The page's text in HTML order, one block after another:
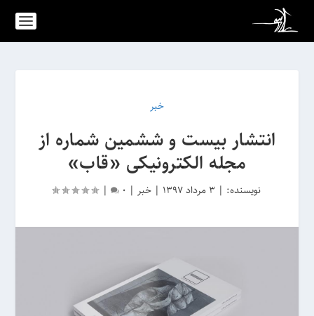
خبر
انتشار بیست و ششمین شماره از
مجله الکترونیکی «قاب»
نویسنده: | 3 مرداد 1397 | خبر |
0
|